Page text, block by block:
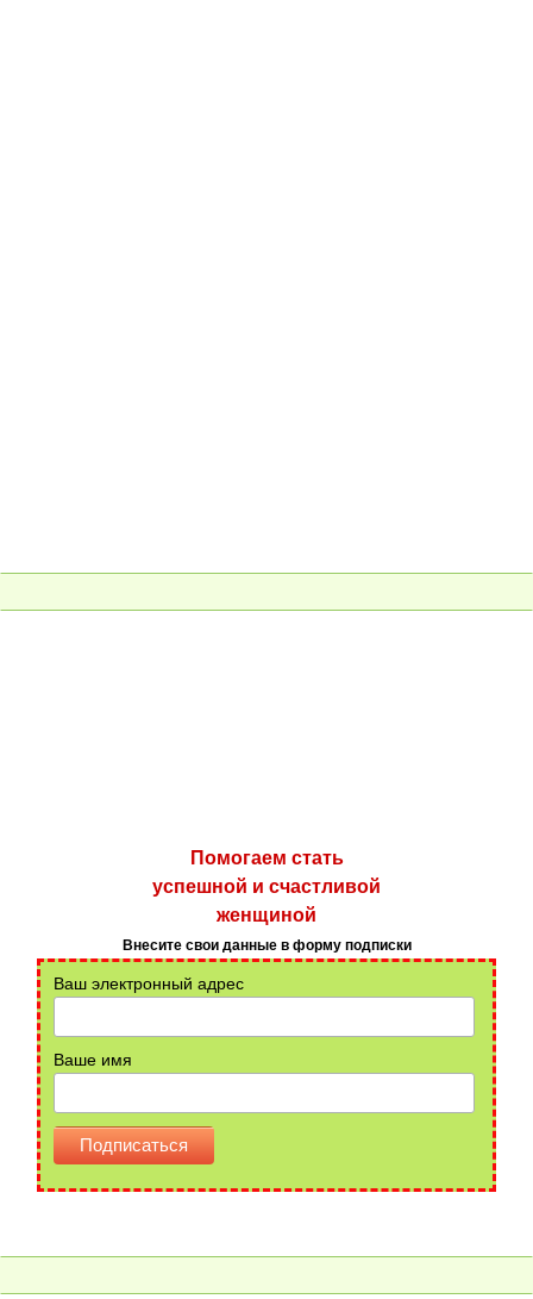
Помогаем стать
успешной и счастливой
женщиной
Внесите свои данные в форму подписки
Ваш электронный адрес
Ваше имя